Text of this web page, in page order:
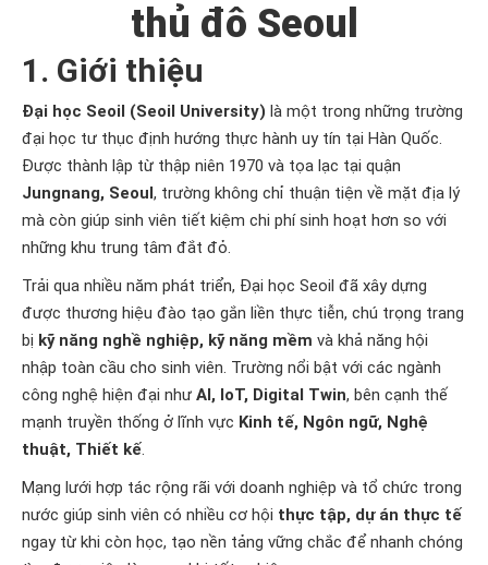
thủ đô Seoul
1. Giới thiệu
Đại học Seoil (Seoil University) là một trong những trường
đại học tư thục định hướng thực hành uy tín tại Hàn Quốc.
Được thành lập từ thập niên 1970 và tọa lạc tại quận
Jungnang, Seoul, trường không chỉ thuận tiện về mặt địa lý
mà còn giúp sinh viên tiết kiệm chi phí sinh hoạt hơn so với
những khu trung tâm đắt đỏ.
Trải qua nhiều năm phát triển, Đại học Seoil đã xây dựng
được thương hiệu đào tạo gắn liền thực tiễn, chú trọng trang
bị kỹ năng nghề nghiệp, kỹ năng mềm và khả năng hội
nhập toàn cầu cho sinh viên. Trường nổi bật với các ngành
công nghệ hiện đại như AI, IoT, Digital Twin, bên cạnh thế
mạnh truyền thống ở lĩnh vực Kinh tế, Ngôn ngữ, Nghệ
thuật, Thiết kế.
Mạng lưới hợp tác rộng rãi với doanh nghiệp và tổ chức trong
nước giúp sinh viên có nhiều cơ hội thực tập, dự án thực tế
ngay từ khi còn học, tạo nền tảng vững chắc để nhanh chóng